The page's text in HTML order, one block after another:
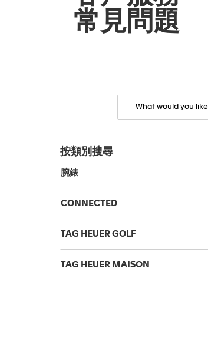
常見問題
按類別搜尋
腕錶
CONNECTED
TAG HEUER GOLF
TAG HEUER MAISON